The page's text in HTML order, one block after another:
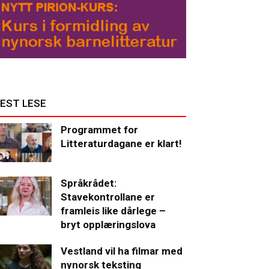
LESE
Programmet for
Litteraturdagane er klart!
Språkrådet:
Stavekontrollane er
framleis like dårlege –
bryt opplæringslova
Vestland vil ha filmar med
nynorsk teksting